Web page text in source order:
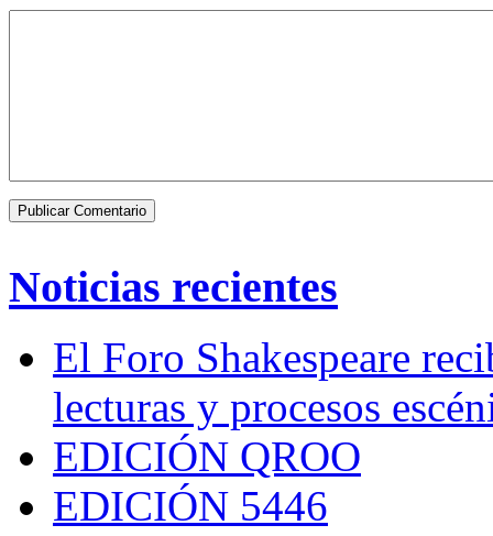
Noticias recientes
El Foro Shakespeare
lecturas y procesos
EDICIÓN QROO
EDICIÓN 5446